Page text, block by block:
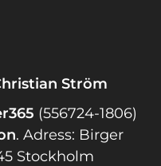
Ström
(556724-1806)
. Adress: Birger
Stockholm